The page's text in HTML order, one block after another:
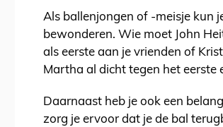
Als ballenjongen of -meisje kun
bewonderen. Wie moet John
als eerste aan je vrienden of
Martha al dicht tegen het eerste
Daarnaast heb je ook een
zorg je ervoor dat je de bal